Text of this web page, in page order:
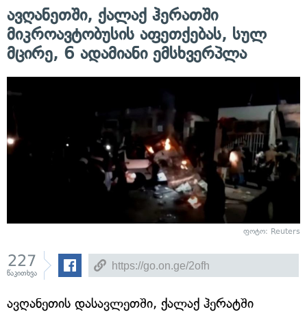
ავღანეთში, ქალაქ ჰერათში
მიკროავტობუსის აფეთქებას, სულ
მცირე, 6 ადამიანი ემსხვერპლა
ფოტო: Reuters
227
წაკითხვა
ავღანეთის დასავლეთში, ქალაქ ჰერატში